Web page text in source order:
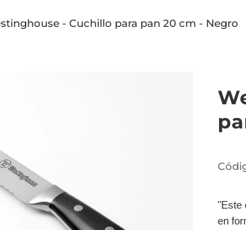
- Cuchillo para pan 20 cm - Negro
"Este
en